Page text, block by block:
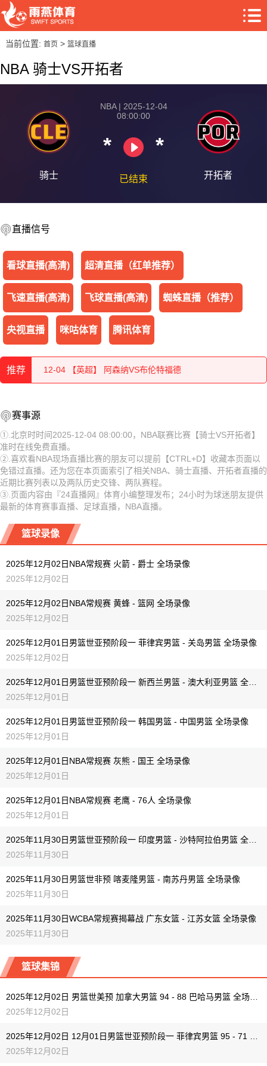
当前位置: 首页> 篮球直播
NBA 骑士VS开拓者
骑士
NBA | 2025-12-04
08:00:00
* *
已结束 开拓者
直播信号
看球直播(高清) 超清直播（红单推荐）
飞速直播(高清) 飞球直播(高清) 蜘蛛直播（推荐）
央视直播 咪咕体育 腾讯体育
推荐
12-04 【西甲】 毕尔巴鄂竞技VS皇家马德里
12-04 【英超】 阿森纳VS布伦特福德
12-04 【英超】 狼队VS诺丁汉森林
12-04 【英超】 利兹联VS切尔西
12-04 【英超】 利物浦VS桑德兰
12-04 【NBA】 骑士VS开拓者
12-04 【NBA】 魔术VS马刺
12-04 【NBA】 老鹰VS快船
12-04 【英超】 布莱顿VS阿斯顿维拉
12-04 【英超】 伯恩利VS水晶宫
12-04 【英超】 狼队VS诺丁汉森林
12-04 【英超】 利兹联VS切尔西
12-04 【NBA】 骑士VS开拓者
12-04 【NBA】 步行者VS掘金
12-04 【NBA】 老鹰VS快船
12-04 【NBA】 尼克斯VS黄蜂
赛事源
①.北京时时间2025-12-04 08:00:00，NBA联赛比赛【骑士VS开拓者】
准时在线免费直播。
②.喜欢看NBA现场直播比赛的朋友可以提前【CTRL+D】收藏本页面以
免错过直播。还为您在本页面索引了相关NBA、骑士直播、开拓者直播的
近期比赛列表以及两队历史交锋、两队赛程。
③.页面内容由『24直播网』体育小编整理发布；24小时为球迷朋友提供
最新的体育赛事直播、足球直播，NBA直播。
篮球录像
2025年12月02日NBA常规赛 火箭 - 爵士 全场录像
2025年12月02日
2025年12月02日NBA常规赛 黄蜂 - 篮网 全场录像
2025年12月02日
2025年12月01日男篮世亚预阶段一 菲律宾男篮 - 关岛男篮 全场录像
2025年12月02日
2025年12月01日
2025年12月01日男篮世亚预阶段一 韩国男篮 - 中国男篮 全场录像
2025年12月01日
2025年12月01日NBA常规赛 灰熊 - 国王 全场录像
2025年12月01日
2025年12月01日NBA常规赛 老鹰 - 76人 全场录像
2025年12月01日
2025年11月30日
2025年11月30日男篮世非预 喀麦隆男篮 - 南苏丹男篮 全场录像
2025年11月30日
2025年11月30日WCBA常规赛揭幕战 广东女篮 - 江苏女篮 全场录像
2025年11月30日
篮球集锦
2025年12月02日
2025年12月02日